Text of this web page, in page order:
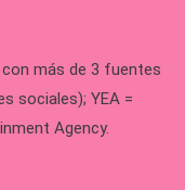
más de 3 fuentes
sociales); YEA =
Agency.